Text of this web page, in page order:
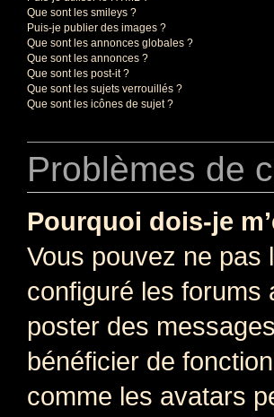
Que sont les smileys ?
Puis-je publier des images ?
Que sont les annonces globales ?
Que sont les annonces ?
Que sont les post-it ?
Que sont les sujets verrouillés ?
Que sont les icônes de sujet ?
Problèmes de
Pourquoi dois-je
Vous pouvez ne pas
configuré les forums
poster des
bénéficier de
comme les avatars